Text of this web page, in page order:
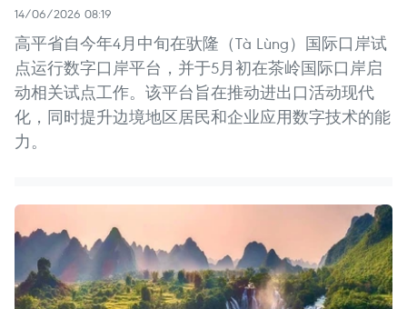
14/06/2026 08:19
高平省自今年4月中旬在驮隆（Tà Lùng）国际口岸试
点运行数字口岸平台，并于5月初在茶岭国际口岸启
动相关试点工作。该平台旨在推动进出口活动现代
化，同时提升边境地区居民和企业应用数字技术的能
力。